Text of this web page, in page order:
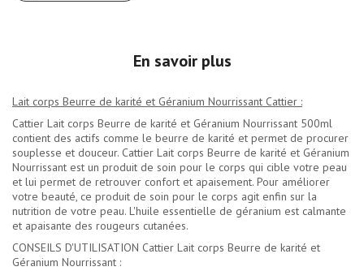
En savoir plus
Lait corps Beurre de karité et Géranium Nourrissant Cattier :
Cattier Lait corps Beurre de karité et Géranium Nourrissant 500ml
contient des actifs comme le beurre de karité et permet de procurer
souplesse et douceur. Cattier Lait corps Beurre de karité et Géranium
Nourrissant est un produit de soin pour le corps qui cible votre peau
et lui permet de retrouver confort et apaisement. Pour améliorer
votre beauté, ce produit de soin pour le corps agit enfin sur la
nutrition de votre peau. L'huile essentielle de géranium est calmante
et apaisante des rougeurs cutanées.
CONSEILS D'UTILISATION Cattier Lait corps Beurre de karité et
Géranium Nourrissant :